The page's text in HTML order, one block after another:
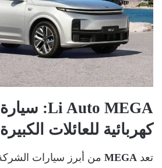
Li Auto MEGA
كهربائية للعائلات الكبيرة
تعد MEGA من أبرز سيارات